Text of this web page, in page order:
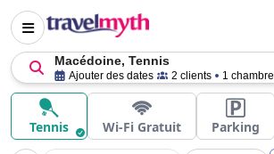
Macédoine, Tennis
Ajouter des dates 2 clients 1 chambre
Tennis Wi-Fi Gratuit Parking